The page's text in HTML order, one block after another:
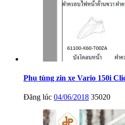
Phụ tùng zin xe Vario 150i
Đăng lúc 04/06/2018 35020